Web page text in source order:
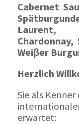
Cabernet
Laurent,
Chardonnay,
Weiβer
Herzlich
Sie als
erwartet: